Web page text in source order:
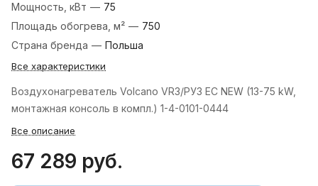
Мощность, кВт — 75
Площадь обогрева, м² — 750
Страна бренда — Польша
Все характеристики
Воздухонагреватель Volcano VR3/РУ3 EC NEW (13-75 kW,
монтажная консоль в компл.) 1-4-0101-0444
Все описание
67 289 руб.